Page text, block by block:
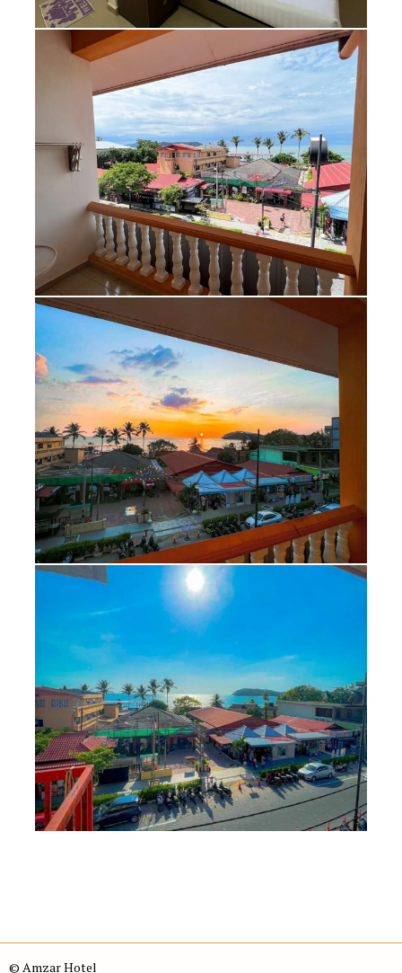
© Amzar Hotel